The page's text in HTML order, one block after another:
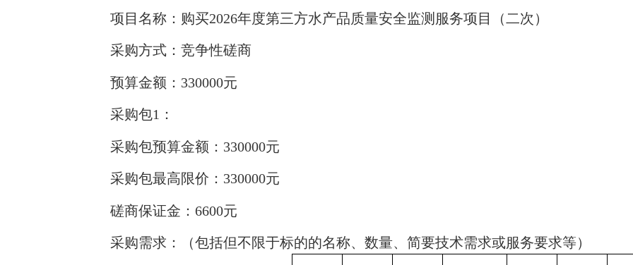
项目名称：购买2026年度第三方水产品质量安全监测服务项目（二次）
采购方式：竞争性磋商
预算金额：330000元
采购包1：
采购包预算金额：330000元
采购包最高限价：330000元
磋商保证金：6600元
采购需求：（包括但不限于标的的名称、数量、简要技术需求或服务要求等）